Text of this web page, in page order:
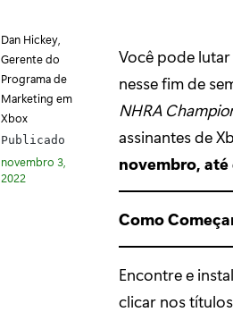
Dan Hickey,
Gerente do
Programa de
Marketing em
Xbox
Publicado
novembro 3,
2022
Você pode
nesse fim de
NHRA
assinantes de
novembro,
Como
Encontre e
clicar nos